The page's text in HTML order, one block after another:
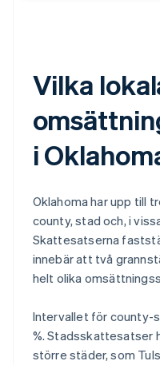
Vilka
i
Oklahoma har upp till
county, stad och, i
Skattesatserna
innebär att två
helt olika
Intervallet för county-
%. Stadsskattesatser
större städer, som